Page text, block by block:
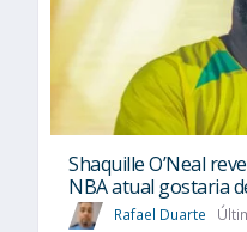
Shaquille O’Neal
NBA atual gostaria
Rafael Duarte